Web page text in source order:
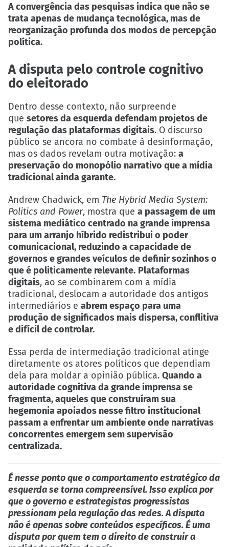
A convergência das pesquisas indica que não se
trata apenas de mudança tecnológica, mas de
reorganização profunda dos modos de percepção
política.
A disputa pelo controle cognitivo
do eleitorado
Dentro desse contexto, não surpreende
que setores da esquerda defendam projetos de
regulação das plataformas digitais. O discurso
público se ancora no combate à desinformação,
mas os dados revelam outra motivação: a
preservação do monopólio narrativo que a mídia
tradicional ainda garante.
Andrew Chadwick, em The Hybrid Media System:
Politics and Power, mostra que a passagem de um
sistema mediático centrado na grande imprensa
para um arranjo híbrido redistribui o poder
comunicacional, reduzindo a capacidade de
governos e grandes veículos de definir sozinhos o
que é politicamente relevante. Plataformas
digitais, ao se combinarem com a mídia
tradicional, deslocam a autoridade dos antigos
intermediários e abrem espaço para uma
produção de significados mais dispersa, conflitiva
e difícil de controlar.
Essa perda de intermediação tradicional atinge
diretamente os atores políticos que dependiam
dela para moldar a opinião pública. Quando a
autoridade cognitiva da grande imprensa se
fragmenta, aqueles que construíram sua
hegemonia apoiados nesse filtro institucional
passam a enfrentar um ambiente onde narrativas
concorrentes emergem sem supervisão
centralizada.
É nesse ponto que o comportamento estratégico da
esquerda se torna compreensível. Isso explica por
que o governo e estrategistas progressistas
pressionam pela regulação das redes. A disputa
não é apenas sobre conteúdos específicos. É uma
disputa por quem tem o direito de construir a